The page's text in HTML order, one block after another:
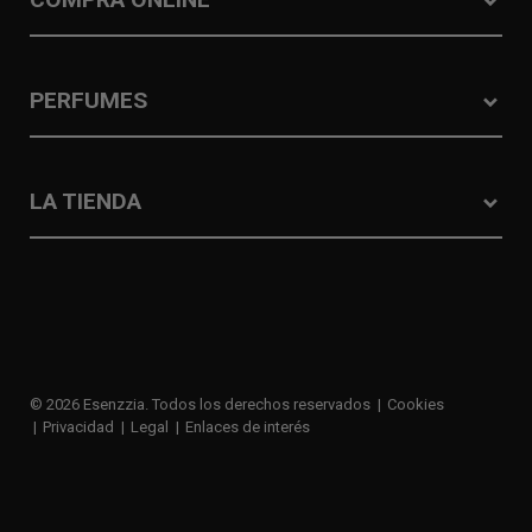
PERFUMES
LA TIENDA
© 2026 Esenzzia. Todos los derechos reservados
Cookies
Privacidad
Legal Enlaces de interés